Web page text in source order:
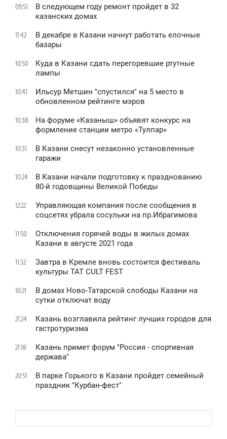
09:51
В следующем году ремонт пройдет в 32
казанских домах
11:42
В декабре в Казани начнут работать елочные
базары
10:50
Куда в Казани сдать перегоревшие ртутные
лампы
10:41
Ильсур Метшин "спустился" на 5 место в
обновленном рейтинге мэров
10:38
На форуме «Казаныш» объявят конкурс на
формление станции метро «Тулпар»
10:31
В Казани снесут незаконно установленные
гаражи
10:24
В Казани начали подготовку к празднованию
80-й годовщины Великой Победы
12:22
Управляющая компания после сообщения в
соцсетях убрала сосульки на пр.Ибрагимова
11:50
Отключения горячей воды в жилых домах
Казани в августе 2021 года
11:32
Завтра в Кремле вновь состоится фестиваль
культуры TAT CULT FEST
10:21
В домах Ново-Татарской слободы Казани на
сутки отключат воду
21:24
Казань возглавила рейтинг лучших городов для
гастротуризма
21:18
Казань примет форум "Россия - спортивная
держава"
20:51
В парке Горького в Казани пройдет семейный
праздник "Курбан-фест"